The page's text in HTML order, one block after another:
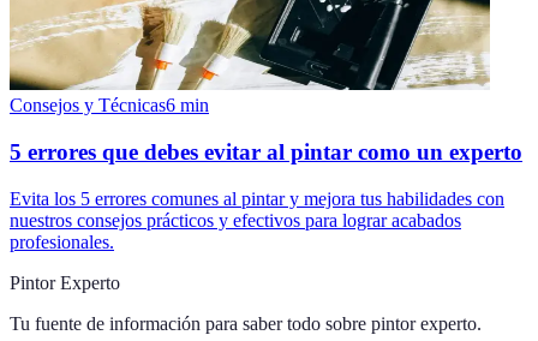
Consejos y Técnicas6 min
5 errores que debes evitar al pintar como un experto
Evita los 5 errores comunes al pintar y mejora tus habilidades con
nuestros consejos prácticos y efectivos para lograr acabados
profesionales.
Pintor Experto
Tu fuente de información para saber todo sobre pintor experto.